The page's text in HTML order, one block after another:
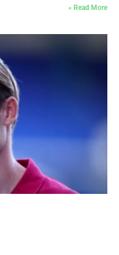
Read More »